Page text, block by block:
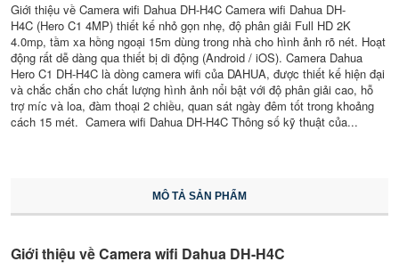
Giới thiệu về Camera wifi Dahua DH-H4C Camera wifi Dahua DH-
H4C (Hero C1 4MP) thiết kế nhỏ gọn nhẹ, độ phân giải Full HD 2K
4.0mp, tầm xa hồng ngoại 15m dùng trong nhà cho hình ảnh rõ nét. Hoạt
động rất dễ dàng qua thiết bị di động (Android / iOS). Camera Dahua
Hero C1 DH-H4C là dòng camera wifi của DAHUA, được thiết kế hiện đại
và chắc chắn cho chất lượng hình ảnh nổi bật với độ phân giải cao, hỗ
trợ míc và loa, đàm thoại 2 chiều, quan sát ngày đêm tốt trong khoảng
cách 15 mét. Camera wifi Dahua DH-H4C Thông số kỹ thuật của...
MÔ TẢ SẢN PHẨM
Giới thiệu về Camera wifi Dahua DH-H4C